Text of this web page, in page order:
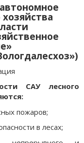
САУ лесного
пожаров;
в лесах;